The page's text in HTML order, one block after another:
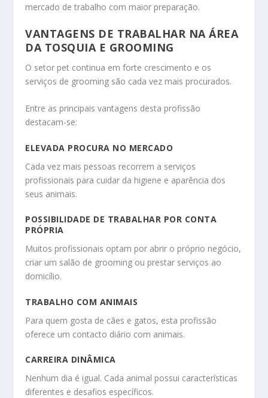
mercado de trabalho com maior preparação.
VANTAGENS DE TRABALHAR NA ÁREA
DA TOSQUIA E GROOMING
O setor pet continua em forte crescimento e os
serviços de grooming são cada vez mais procurados.
Entre as principais vantagens desta profissão
destacam-se:
ELEVADA PROCURA NO MERCADO
Cada vez mais pessoas recorrem a serviços
profissionais para cuidar da higiene e aparência dos
seus animais.
POSSIBILIDADE DE TRABALHAR POR CONTA
PRÓPRIA
Muitos profissionais optam por abrir o próprio negócio,
criar um salão de grooming ou prestar serviços ao
domicílio.
TRABALHO COM ANIMAIS
Para quem gosta de cães e gatos, esta profissão
oferece um contacto diário com animais.
CARREIRA DINÂMICA
Nenhum dia é igual. Cada animal possui características
diferentes e desafios específicos.